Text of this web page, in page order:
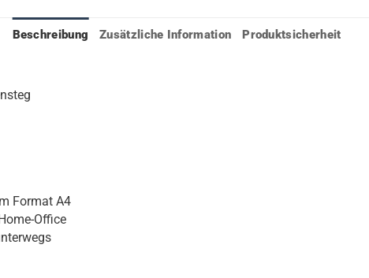
Beschreibung Zusätzliche Information Produktsicherheit
Format A4
Office